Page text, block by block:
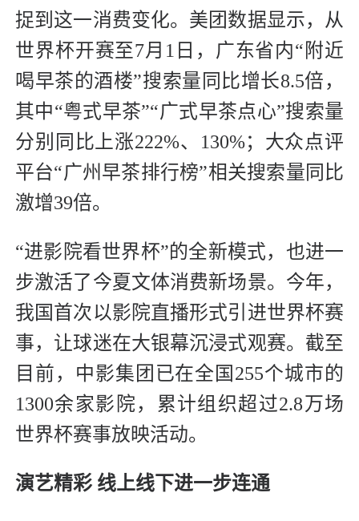
捉到这一消费变化。美团数据显示，从
世界杯开赛至7月1日，广东省内“附近
喝早茶的酒楼”搜索量同比增长8.5倍，
其中“粤式早茶”“广式早茶点心”搜索量
分别同比上涨222%、130%；大众点评
平台“广州早茶排行榜”相关搜索量同比
激增39倍。
“进影院看世界杯”的全新模式，也进一
步激活了今夏文体消费新场景。今年，
我国首次以影院直播形式引进世界杯赛
事，让球迷在大银幕沉浸式观赛。截至
目前，中影集团已在全国255个城市的
1300余家影院，累计组织超过2.8万场
世界杯赛事放映活动。
演艺精彩 线上线下进一步连通